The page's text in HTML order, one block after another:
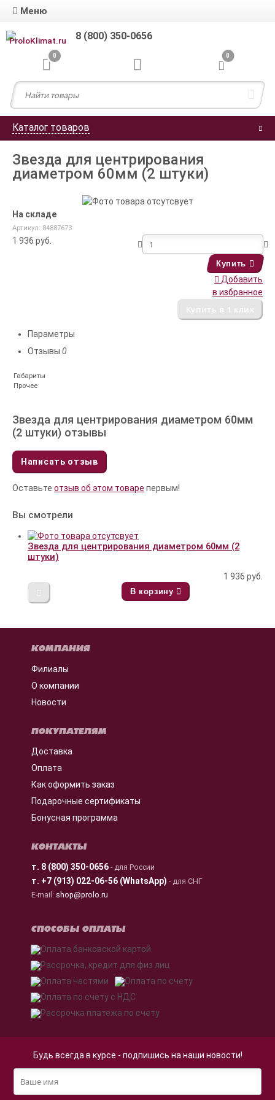
Меню
8 (800) 350-0656
0 0
Каталог товаров
Звезда для центрирования
диаметром 60мм (2 штуки)
На складе
Артикул: 84887673
1 936 руб.
Купить
Добавить
в избранное
Параметры
Отзывы 0
Габариты
Прочее
Звезда для центрирования диаметром 60мм
(2 штуки) отзывы
Написать отзыв
Оставьте отзыв об этом товаре первым!
Вы смотрели
Звезда для центрирования диаметром 60мм (2
штуки)
1 936 руб.
В корзину
КОМПАНИЯ
Филиалы
О компании
Новости
ПОКУПАТЕЛЯМ
Доставка
Оплата
Как оформить заказ
Подарочные сертификаты
Бонусная программа
КОНТАКТЫ
т. 8 (800) 350-0656- для России
т. +7 (913) 022-06-56 (WhatsApp) - для СНГ
E-mail: shop@prolo.ru
СПОСОБЫ ОПЛАТЫ
Будь всегда в курсе - подпишись на наши новости!